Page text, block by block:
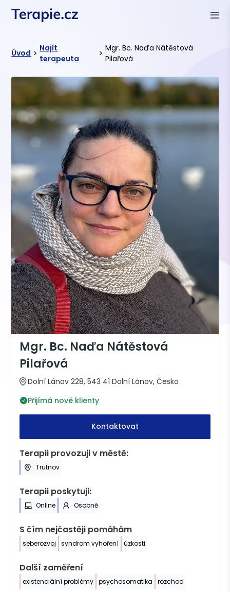
Úvod > Najít
terapeuta
> Mgr. Bc. Naďa Nátěstová
Pilařová
Mgr. Bc. Naďa Nátěstová
Pilařová
Dolní Lánov 228, 543 41 Dolní Lánov, Česko
Přijímá nové klienty
Kontaktovat
Terapii provozuji v městě:
Trutnov
Terapii poskytuji:
Online Osobně
S čím nejčastěji pomáhám
seberozvoj syndrom vyhoření úzkosti
Další zaměření
existenciální problémy psychosomatika rozchod